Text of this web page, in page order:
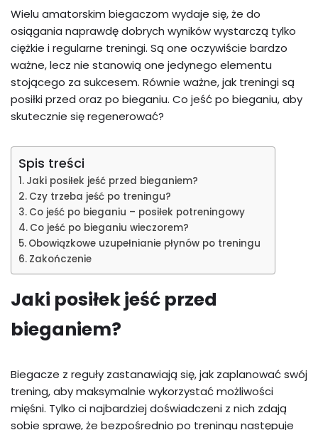
Wielu amatorskim biegaczom wydaje się, że do
osiągania naprawdę dobrych wyników wystarczą tylko
ciężkie i regularne treningi. Są one oczywiście bardzo
ważne, lecz nie stanowią one jedynego elementu
stojącego za sukcesem. Równie ważne, jak treningi są
posiłki przed oraz po bieganiu. Co jeść po bieganiu, aby
skutecznie się regenerować?
Spis treści
Jaki posiłek jeść przed bieganiem?
Czy trzeba jeść po treningu?
Co jeść po bieganiu – posiłek potreningowy
Co jeść po bieganiu wieczorem?
Obowiązkowe uzupełnianie płynów po treningu
Zakończenie
Jaki posiłek jeść przed
bieganiem?
Biegacze z reguły zastanawiają się, jak zaplanować swój
trening, aby maksymalnie wykorzystać możliwości
mięśni. Tylko ci najbardziej doświadczeni z nich zdają
sobie sprawę, że bezpośrednio po treningu następuje